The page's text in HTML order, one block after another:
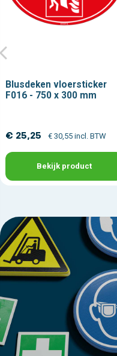
Blusdeken vloersticker
F016 - 750 x 300 mm
€ 25,25 € 30,55 incl. BTW
Bekijk product